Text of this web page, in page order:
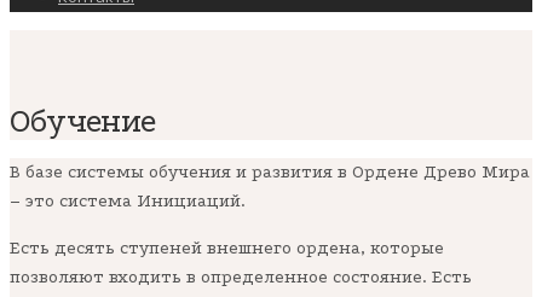
Обучение
В базе системы обучения и развития в Ордене Древо Мира
– это система Инициаций.
Есть десять ступеней внешнего ордена, которые
позволяют входить в определенное состояние. Есть